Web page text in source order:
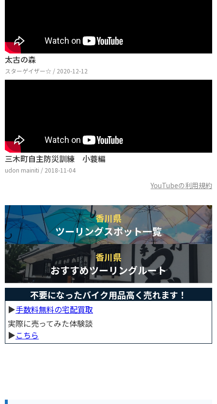
太古の森
スターゲイザー☆ / 2020-12-12
三木町自主防災訓練 小蓑編
udon mainiti / 2018-11-04
YouTubeの利用規約
香川県
ツーリングスポット一覧
香川県
おすすめツーリングルート
不要になったバイク用品高く売れます！
▶︎手数料無料の宅配買取
実際に売ってみた体験談
▶︎こちら